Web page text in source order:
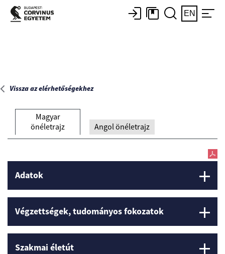
Főoldal
EN
Vissza az elérhetőségekhez
Magyar
önéletrajz
Angol önéletrajz
Adatok
Végzettségek, tudományos fokozatok
Szakmai életút